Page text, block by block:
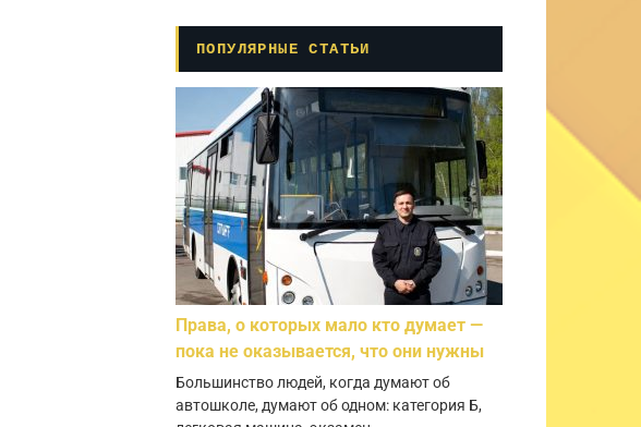
ПОПУЛЯРНЫЕ СТАТЬИ
Права, о которых мало кто думает —
пока не оказывается, что они нужны
Большинство людей, когда думают об
автошколе, думают об одном: категория Б,